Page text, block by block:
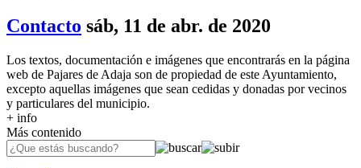
Contacto sáb, 11 de abr. de 2020
Los textos, documentación e imágenes que encontrarás en la página
web de Pajares de Adaja son de propiedad de este Ayuntamiento,
excepto aquellas imágenes que sean cedidas y donadas por vecinos
y particulares del municipio.
+ info
Más contenido